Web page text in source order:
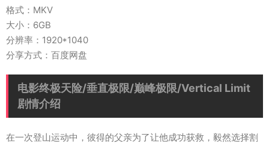
格式：MKV
大小：6GB
分辨率：1920*1040
分享方式：百度网盘
电影终极天险/垂直极限/巅峰极限/Vertical Limit
剧情介绍
在一次登山运动中，彼得的父亲为了让他成功获救，毅然选择割